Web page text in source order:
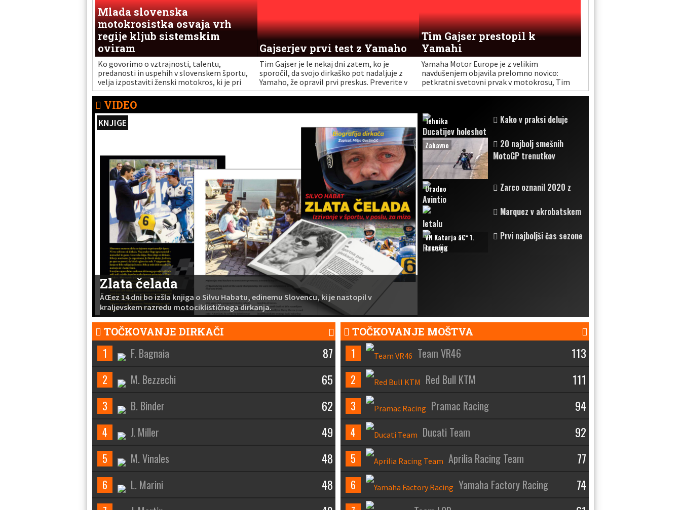
Mlada slovenska
motokrosistka osvaja vrh
regije kljub sistemskim
oviram
Ko govorimo o vztrajnosti, talentu,
predanosti in uspehih v slovenskem športu,
velja izpostaviti ženski motokros, ki je pri
nas prezrt, a povsem neupravičeno.
Gajserjev prvi test z Yamaho
Tim Gajser je le nekaj dni zatem, ko je
sporočil, da svojo dirkaško pot nadaljuje z
Yamaho, že opravil prvi preskus. Preverite v
posnetku.
Tim Gajser prestopil k
Yamahi
Yamaha Motor Europe je z velikim
navdušenjem objavila prelomno novico:
petkratni svetovni prvak v motokrosu, Tim
Gajser, se bo v sezoni 2026 in naprej pridružil
VIDEO
KNJIGE
Zlata čelada
ÄŒez 14 dni bo izšla knjiga o Silvu Habatu, edinemu Slovencu, ki je nastopil v
kraljevskem razredu motociklističnega dirkanja.
Tehnika
Kako v praksi deluje
Ducatijev holeshot
Zabavno
20 najbolj smešnih
MotoGP trenutkov
Uradno
Zarco oznanil 2020 z
Avintio
Marquez v akrobatskem
letalu
VN Katarja â€“ 1.
trening
Prvi najboljši čas sezone
Rossiju
TOČKOVANJE DIRKAČI
1 F. Bagnaia 87
2 M. Bezzechi 65
3 B. Binder 62
4 J. Miller 49
5 M. Vinales 48
6 L. Marini 48
TOČKOVANJE MOŠTVA
1 Team VR46 113
2 Red Bull KTM 111
3 Pramac Racing 94
4 Ducati Team 92
5 Aprilia Racing Team 77
6 Yamaha Factory Racing 74